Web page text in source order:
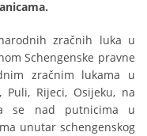
zračnih luka u
Schengenske pravne
zračnim lukama u
Puli, Rijeci, Osijeku, na
se nad putnicima u
unutar schengenskog